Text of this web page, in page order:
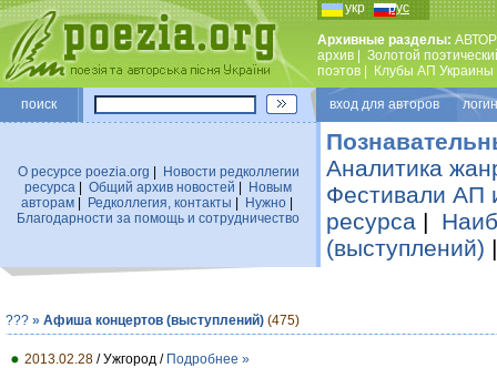
укр рус
Архивные разделы:
архив
Золотой
поэтов
Клубы АП Украины
поиск вход для авторов
О ресурсе poezia.org
Новости редколлегии
ресурса
Общий архив новостей
Новым
авторам| Редколлегия, контакты Нужно|
Благодарности за помощь и сотрудничество
Аналитика
Фестивали АП
ресурса |
(выступлений)
??? » Афиша концертов (выступлений) (475)
2013.02.28 / Ужгород / Подробнее »